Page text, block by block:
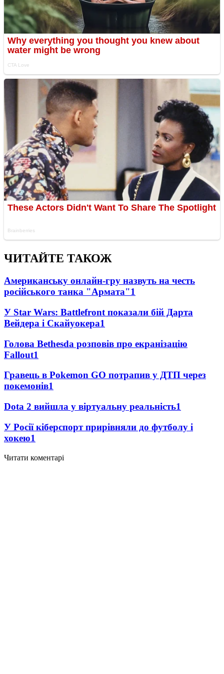
ЧИТАЙТЕ ТАКОЖ
Американську онлайн-гру назвуть на честь
російського танка "Армата"1
У Star Wars: Battlefront показали бій Дарта
Вейдера і Скайуокера1
Голова Bethesda розповів про екранізацію
Fallout1
Гравець в Pokemon GO потрапив у ДТП через
покемонів1
Dota 2 вийшла у віртуальну реальність1
У Росії кіберспорт прирівняли до футболу і
хокею1
Читати коментарі